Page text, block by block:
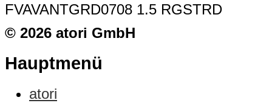
FVAVANTGRD0708 1.5 RGSTRD
© 2026 atori GmbH
Hauptmenü
atori